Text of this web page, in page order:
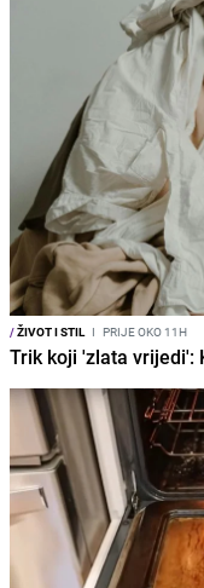
/ŽIVOT I STIL I PRIJE OKO 11H
Trik koji 'zlata vrijedi':